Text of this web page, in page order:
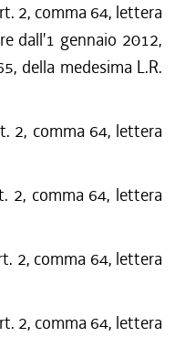
2, comma 64, lettera
dall'1 gennaio 2012,
della medesima L.R.
2, comma 64, lettera
2, comma 64, lettera
2, comma 64, lettera
2, comma 64, lettera